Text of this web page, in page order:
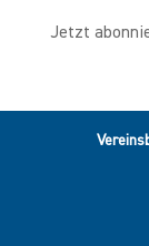
Jetzt